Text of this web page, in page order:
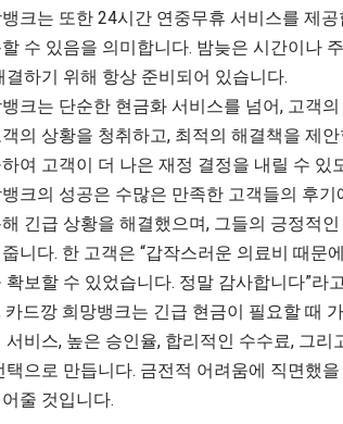
크는 또한 24시간 연중무휴 서비스를 제
수 있음을 의미합니다. 밤늦은 시간이나
결하기 위해 항상 준비되어 있습니다.
크는 단순한 현금화 서비스를 넘어, 고객
의 상황을 청취하고, 최적의 해결책을 제
여 고객이 더 나은 재정 결정을 내릴 수 있
크의 성공은 수많은 만족한 고객들의 후
긴급 상황을 해결했으며, 그들의 긍정적
니다. 한 고객은 “갑작스러운 의료비 때문
확보할 수 있었습니다. 정말 감사합니다”라
카드깡 희망뱅크는 긴급 현금이 필요할 때
서비스, 높은 승인율, 합리적인 수수료, 그
택으로 만듭니다. 금전적 어려움에 직면했
줄 것입니다.